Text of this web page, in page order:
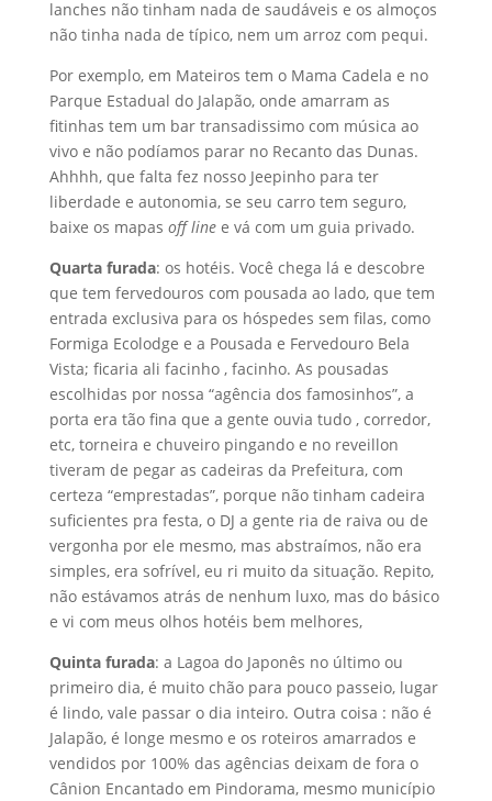
lanches não tinham nada de saudáveis e os almoços
não tinha nada de típico, nem um arroz com pequi.
Por exemplo, em Mateiros tem o Mama Cadela e no
Parque Estadual do Jalapão, onde amarram as
fitinhas tem um bar transadissimo com música ao
vivo e não podíamos parar no Recanto das Dunas.
Ahhhh, que falta fez nosso Jeepinho para ter
liberdade e autonomia, se seu carro tem seguro,
baixe os mapas off linee vá com um guia privado.
Quarta furada: os hotéis. Você chega lá e descobre
que tem fervedouros com pousada ao lado, que tem
entrada exclusiva para os hóspedes sem filas, como
Formiga Ecolodge e a Pousada e Fervedouro Bela
Vista; ficaria ali facinho , facinho. As pousadas
escolhidas por nossa “agência dos famosinhos”, a
porta era tão fina que a gente ouvia tudo , corredor,
etc, torneira e chuveiro pingando e no reveillon
tiveram de pegar as cadeiras da Prefeitura, com
certeza “emprestadas”, porque não tinham cadeira
suficientes pra festa, o DJ a gente ria de raiva ou de
vergonha por ele mesmo, mas abstraímos, não era
simples, era sofrível, eu ri muito da situação. Repito,
não estávamos atrás de nenhum luxo, mas do básico
e vi com meus olhos hotéis bem melhores,
Quinta furada: a Lagoa do Japonês no último ou
primeiro dia, é muito chão para pouco passeio, lugar
é lindo, vale passar o dia inteiro. Outra coisa : não é
Jalapão, é longe mesmo e os roteiros amarrados e
vendidos por 100% das agências deixam de fora o
Cânion Encantado em Pindorama, mesmo município